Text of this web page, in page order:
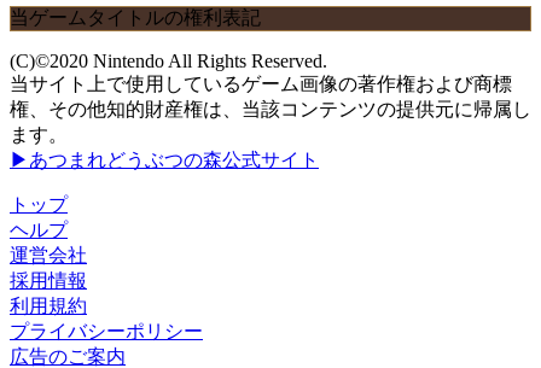
当ゲームタイトルの権利表記
(C)©2020 Nintendo All Rights Reserved.
当サイト上で使用しているゲーム画像の著作権および商標
権、その他知的財産権は、当該コンテンツの提供元に帰属し
ます。
▶あつまれどうぶつの森公式サイト
トップ
ヘルプ
運営会社
採用情報
利用規約
プライバシーポリシー
広告のご案内